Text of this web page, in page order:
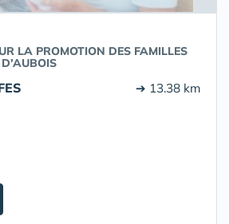
LA PROMOTION DES FAMILLES
➔ 13.38 km